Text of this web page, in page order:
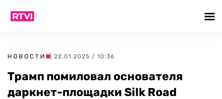
НОВОСТИ | 22.01.2025 / 10:36
Трамп помиловал основателя
даркнет-площадки Silk Road